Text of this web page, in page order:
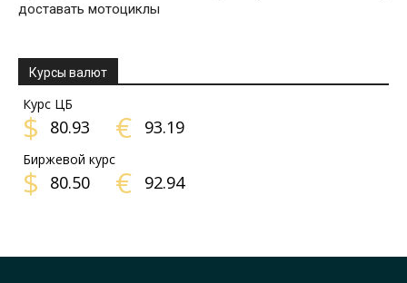
доставать мотоциклы
Курсы валют
Курс ЦБ
$ 80.93 € 93.19
Биржевой курс
$ 80.50 € 92.94